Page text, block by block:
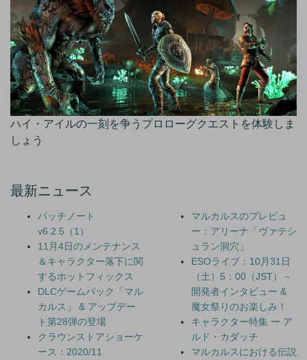
ハイ・アイルの一刻を争うプロローグクエストを体験しま
しょう
最新ニュース
パッチノート
v6.2.5（1）
11月4日のメンテナンス
＆キャラクター落下に関
するホットフィックス
DLCゲームパック「マル
カルス」 & アップデー
ト第28弾の登場
クラウンストアショーケ
ース：2020/11
マルカルスのプレビュ
ー：アリーナ「ヴァテシ
ュラン洞穴」
ESOライブ：10月31日
（土）5：00（JST）－
開発者インタビュー &
魔女祭りのお楽しみ！
キャラクター特集 ー ア
ルド・カダッチ
マルカルスにおける伝説